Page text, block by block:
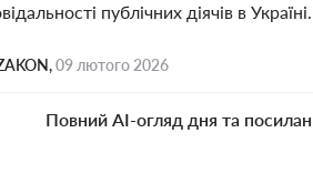
публічних діячів в Україні.
09 лютого 2026
Повний AI-огляд дня та